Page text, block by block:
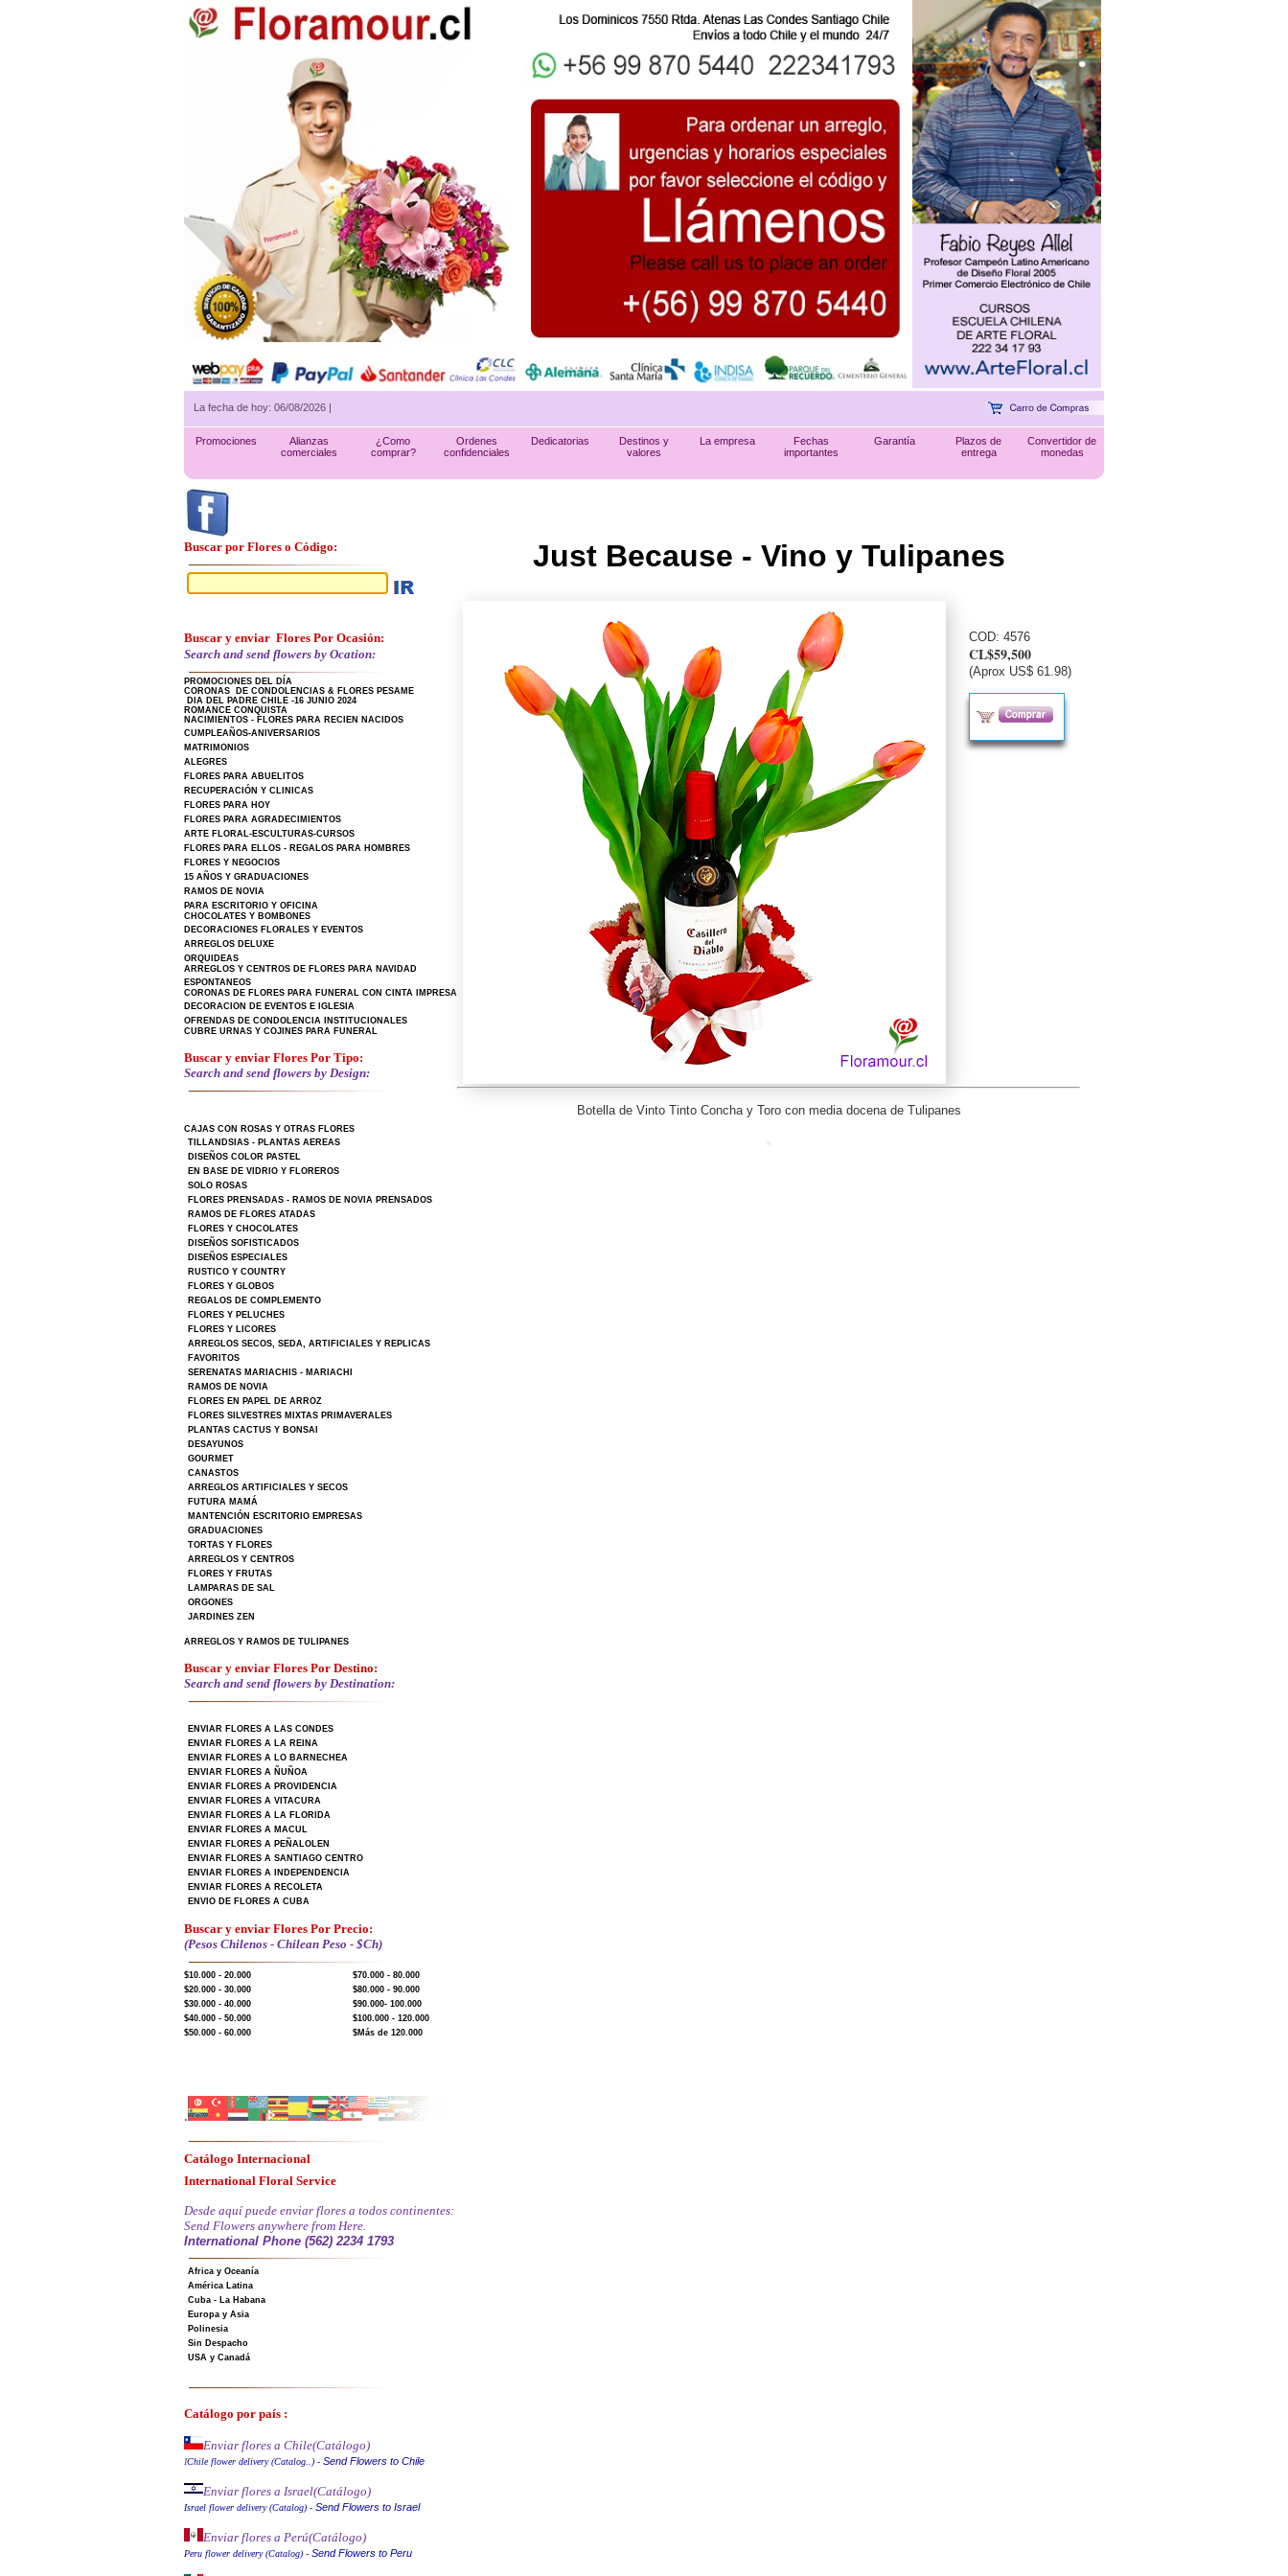
La fecha de hoy: 06/08/2026 |
Promociones
Alianzas
comerciales
¿Como
comprar?
Ordenes
confidenciales
Dedicatorias
Destinos y
valores
La empresa
Fechas
importantes
Garantía
Plazos de
entrega
Convertidor de
monedas
Buscar por Flores o Código:
Buscar y enviar Flores Por Ocasión:
Search and send flowers by Ocation:
PROMOCIONES DEL DÍA
CORONAS DE CONDOLENCIAS & FLORES PESAME
DIA DEL PADRE CHILE -16 JUNIO 2024
ROMANCE CONQUISTA
NACIMIENTOS - FLORES PARA RECIEN NACIDOS
CUMPLEAÑOS-ANIVERSARIOS
MATRIMONIOS
ALEGRES
FLORES PARA ABUELITOS
RECUPERACIÓN Y CLINICAS
FLORES PARA HOY
FLORES PARA AGRADECIMIENTOS
ARTE FLORAL-ESCULTURAS-CURSOS
FLORES PARA ELLOS - REGALOS PARA HOMBRES
FLORES Y NEGOCIOS
15 AÑOS Y GRADUACIONES
RAMOS DE NOVIA
PARA ESCRITORIO Y OFICINA
CHOCOLATES Y BOMBONES
DECORACIONES FLORALES Y EVENTOS
ARREGLOS DELUXE
ORQUIDEAS
ARREGLOS Y CENTROS DE FLORES PARA NAVIDAD
ESPONTANEOS
CORONAS DE FLORES PARA FUNERAL CON CINTA IMPRESA
DECORACION DE EVENTOS E IGLESIA
OFRENDAS DE CONDOLENCIA INSTITUCIONALES
CUBRE URNAS Y COJINES PARA FUNERAL
Buscar y enviar Flores Por Tipo:
Search and send flowers by Design:
CAJAS CON ROSAS Y OTRAS FLORES
TILLANDSIAS - PLANTAS AEREAS
DISEÑOS COLOR PASTEL
EN BASE DE VIDRIO Y FLOREROS
SOLO ROSAS
FLORES PRENSADAS - RAMOS DE NOVIA PRENSADOS
RAMOS DE FLORES ATADAS
FLORES Y CHOCOLATES
DISEÑOS SOFISTICADOS
DISEÑOS ESPECIALES
RUSTICO Y COUNTRY
FLORES Y GLOBOS
REGALOS DE COMPLEMENTO
FLORES Y PELUCHES
FLORES Y LICORES
ARREGLOS SECOS, SEDA, ARTIFICIALES Y REPLICAS
FAVORITOS
SERENATAS MARIACHIS - MARIACHI
RAMOS DE NOVIA
FLORES EN PAPEL DE ARROZ
FLORES SILVESTRES MIXTAS PRIMAVERALES
PLANTAS CACTUS Y BONSAI
DESAYUNOS
GOURMET
CANASTOS
ARREGLOS ARTIFICIALES Y SECOS
FUTURA MAMÁ
MANTENCIÓN ESCRITORIO EMPRESAS
GRADUACIONES
TORTAS Y FLORES
ARREGLOS Y CENTROS
FLORES Y FRUTAS
LAMPARAS DE SAL
ORGONES
JARDINES ZEN
ARREGLOS Y RAMOS DE TULIPANES
Buscar y enviar Flores Por Destino:
Search and send flowers by Destination:
ENVIAR FLORES A LAS CONDES
ENVIAR FLORES A LA REINA
ENVIAR FLORES A LO BARNECHEA
ENVIAR FLORES A ÑUÑOA
ENVIAR FLORES A PROVIDENCIA
ENVIAR FLORES A VITACURA
ENVIAR FLORES A LA FLORIDA
ENVIAR FLORES A MACUL
ENVIAR FLORES A PEÑALOLEN
ENVIAR FLORES A SANTIAGO CENTRO
ENVIAR FLORES A INDEPENDENCIA
ENVIAR FLORES A RECOLETA
ENVIO DE FLORES A CUBA
Buscar y enviar Flores Por Precio:
(Pesos Chilenos - Chilean Peso - $Ch)
$10.000 - 20.000
$70.000 - 80.000
$20.000 - 30.000
$80.000 - 90.000
$30.000 - 40.000
$90.000- 100.000
$40.000 - 50.000
$100.000 - 120.000
$50.000 - 60.000
$Más de 120.000
.
Catálogo Internacional
International Floral Service
Desde aquí puede enviar flores a todos continentes:
Send Flowers anywhere from Here.
International Phone (562) 2234 1793
Africa y Oceanía
América Latina
Cuba - La Habana
Europa y Asia
Polinesia
Sin Despacho
USA y Canadá
Catálogo por país :
Enviar flores a Chile(Catálogo)
IChile flower delivery (Catalog..) - Send Flowers to Chile
Enviar flores a Israel(Catálogo)
Israel flower delivery (Catalog) - Send Flowers to Israel
Enviar flores a Perú(Catálogo)
Peru flower delivery (Catalog) - Send Flowers to Peru
Just Because - Vino y Tulipanes
COD: 4576
CL$59,500
(Aprox US$ 61.98)
Botella de Vinto Tinto Concha y Toro con media docena de Tulipanes